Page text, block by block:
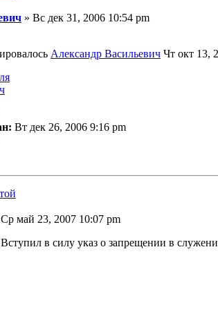
» Вс дек 31, 2006 10:54 pm
Александр Васильевич Чт окт 13,
Вт дек 26, 2006 9:16 pm
май 23, 2007 10:07 pm
в силу указ о запрещении в